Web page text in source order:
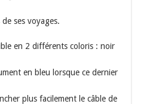
ses voyages.
en 2 différents coloris : noir
en bleu lorsque ce dernier
plus facilement le câble de